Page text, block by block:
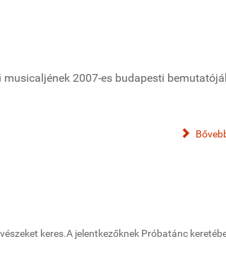
musicaljének 2007-es budapesti
keres.A jelentkezőknek Próbatánc